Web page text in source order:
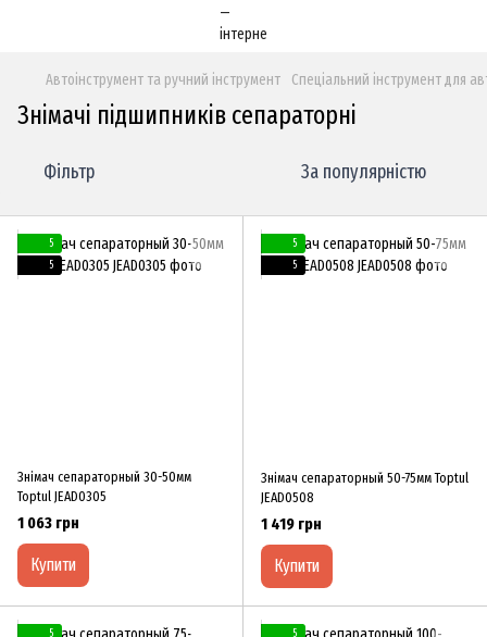
Автоінструмент та ручний інструмент Спеціальний інструмент для
Знімачі підшипників сепараторні
Фільтр За популярністю
5
5
Знімач сепараторный 30-50мм
Toptul JEAD0305
1 063 грн
Купити
5
5
Знімач сепараторный 50-75мм Toptul
JEAD0508
1 419 грн
Купити
5
5